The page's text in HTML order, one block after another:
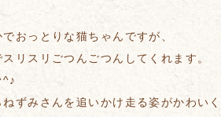
おっとりな猫ちゃんですが、
リスリごつんごつんしてくれます。
ずみさんを追いかけ走る姿がかわいく